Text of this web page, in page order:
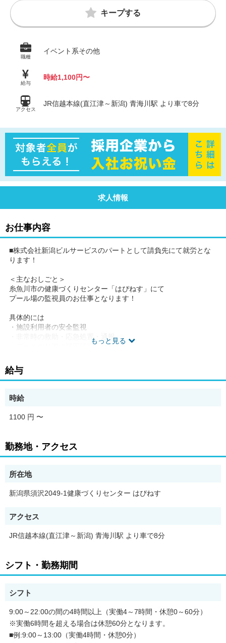
キープする
職種
イベント系その他
給与
時給1,100円〜
アクセス
JR信越本線(直江津～新潟) 青海川駅 より車で8分
求人情報
お仕事内容
もっと見る
■株式会社新潟ビルサービスのパートとして請負先にて就労とな
ります！
＜主なおしごと＞
糸魚川市の健康づくりセンター「はぴねす」にて
プール場の監視員のお仕事となります！
具体的には
・施設利用者の安全監視
・非常時の救助・応急処置・通報
・プールエリアの巡回清掃
などをお願いいたします♪
■もちろん慣れるまでは当社スタッフが丁寧サポートします☆
■以前、スイミングスクールや市民プールなど、様々なプールで
監視員のパートやアルバイトをしたことがある方は経験を活かし
て働いていただくことができます☆
給与
時給
1100 円 〜
勤務地・アクセス
所在地
新潟県須沢2049-1健康づくりセンター はぴねす
アクセス
JR信越本線(直江津～新潟) 青海川駅 より車で8分
シフト・勤務期間
シフト
9:00～22:00の間の4時間以上（実働4～7時間・休憩0～60分）
※実働6時間を超える場合は休憩60分となります。
■例:9:00～13:00（実働4時間・休憩0分）